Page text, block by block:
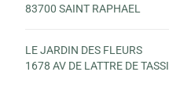
83700 SAINT RAPHAEL
LE JARDIN DES FLEURS
1678 AV DE LATTRE DE